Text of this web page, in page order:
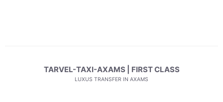
TARVEL-TAXI-AXAMS | FIRST CLASS
LUXUS TRANSFER IN AXAMS